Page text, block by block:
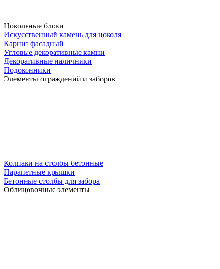
Цокольные блоки
Искусственный камень для цоколя
Карниз фасадный
Угловые декоративные камни
Декоративные наличники
Подоконники
Элементы ограждений и заборов
Колпаки на столбы бетонные
Парапетные крышки
Бетонные столбы для забора
Облицовочные элементы